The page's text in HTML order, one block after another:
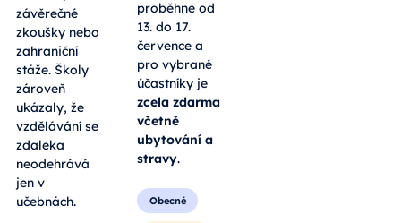
závěrečné
zkoušky nebo
zahraniční
stáže. Školy
zároveň
ukázaly, že
vzdělávání se
zdaleka
neodehrává
jen v
učebnách.
proběhne od
13. do 17.
července a
pro vybrané
účastníky je
zcela zdarma
včetně
ubytování a
stravy.
Obecné